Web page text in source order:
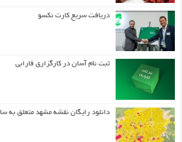
دریافت سریع کارت نکسو
ثبت نام آسان در کارگزاری فارابی
دانلود رایگان نقشه مشهد متعلق به سال